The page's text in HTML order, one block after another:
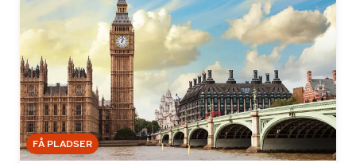
FÅ PLADSER